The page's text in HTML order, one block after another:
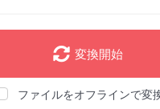
変換開始
ファイルをオフラインで変